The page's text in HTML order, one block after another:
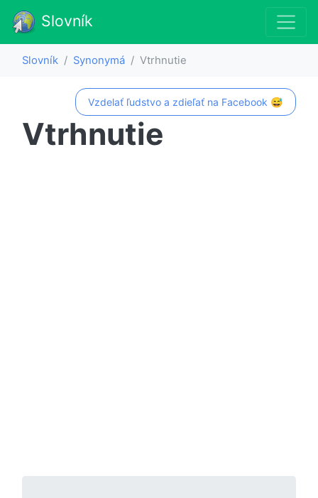
Slovník
Slovník Synonymá Vtrhnutie
Vzdelať ľudstvo a zdieľať na Facebook 😅
Vtrhnutie